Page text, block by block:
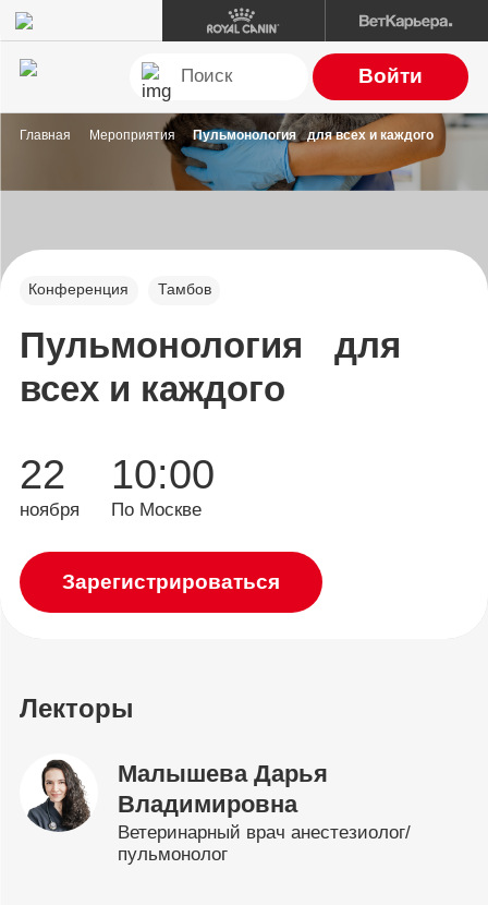
Войти
Главная Мероприятия Пульмонология для всех и каждого
Конференция Тамбов
Пульмонология для
всех и каждого
22
ноября
10:00
По Москве
Зарегистрироваться
Лекторы
Малышева Дарья
Владимировна
Ветеринарный врач анестезиолог/
пульмонолог